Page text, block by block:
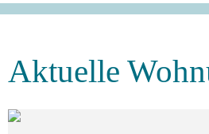
Aktuelle